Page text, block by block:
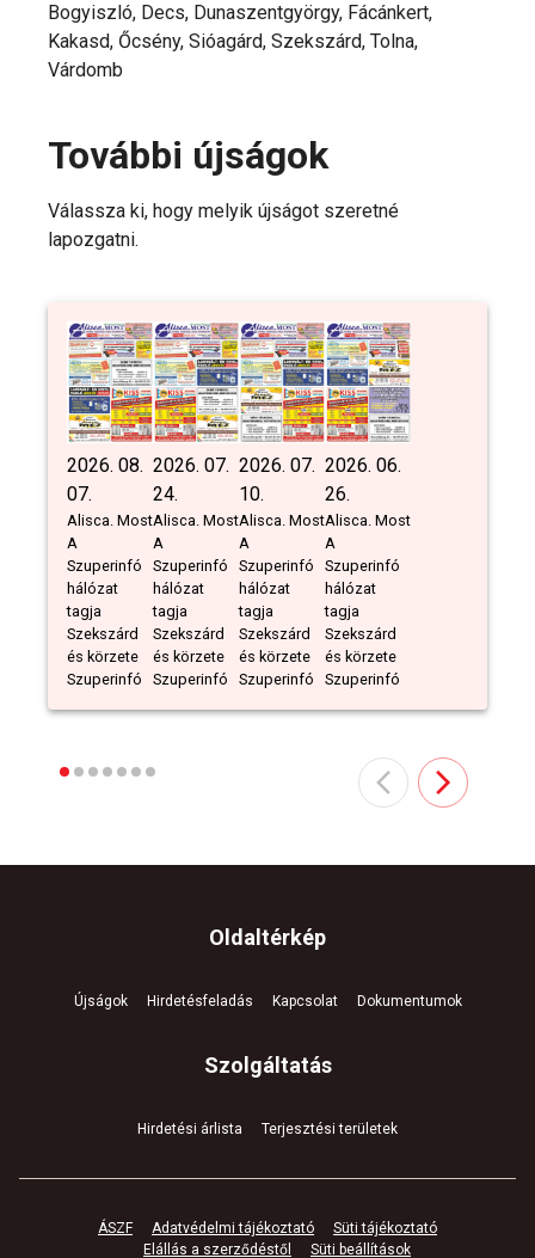
Bogyiszló, Decs, Dunaszentgyörgy, Fácánkert,
Kakasd, Őcsény, Sióagárd, Szekszárd, Tolna,
Várdomb
További újságok
Válassza ki, hogy melyik újságot szeretné
lapozgatni.
2026. 08.
07.
Alisca. Most
A
Szuperinfó
hálózat
tagja
Szekszárd
és körzete
Szuperinfó
2026. 07.
24.
Alisca. Most
A
Szuperinfó
hálózat
tagja
Szekszárd
és körzete
Szuperinfó
2026. 07.
10.
Alisca. Most
A
Szuperinfó
hálózat
tagja
Szekszárd
és körzete
Szuperinfó
2026. 06.
26.
Alisca. Most
A
Szuperinfó
hálózat
tagja
Szekszárd
és körzete
Szuperinfó
Szolgáltatás
Hirdetési árlista Terjesztési területek
Oldaltérkép
Újságok Hirdetésfeladás Kapcsolat Dokumentumok
ÁSZF Adatvédelmi tájékoztató
Süti tájékoztató
Elállás a szerződéstől
Süti beállítások